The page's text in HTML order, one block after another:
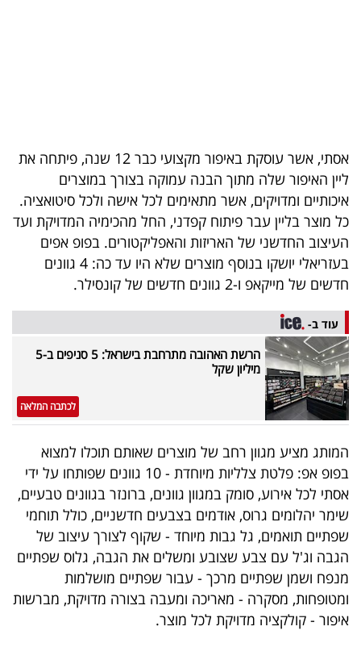
המילון
הכלכלי
פודקאסט
40
UNDER
40
שיתופי
פעולה
דרושים
ניוזלטרים
מייל
אדום
אסתי, אשר עוסקת באיפור מקצועי כבר 12 שנה, פיתחה את
ליין האיפור שלה מתוך הבנה עמוקה בצורך במוצרים
איכותיים ומדויקים, אשר מתאימים לכל אישה ולכל סיטואציה.
כל מוצר בליין עבר פיתוח קפדני, החל מהכימיה המדויקת ועד
העיצוב החדשני של האריזות והאפליקטורים. בפופ אפים
בעזריאלי יושקו בנוסף מוצרים שלא היו עד כה: 4 גוונים
חדשים של מייקאפ ו-2 גוונים חדשים של קונסילר.
עוד ב-
הרשת האהובה מתרחבת בישראל: 5 סניפים ב-5
מיליון שקל
לכתבה המלאה
המותג מציע מגוון רחב של מוצרים שאותם תוכלו למצוא
בפופ אפ: פלטת צלליות מיוחדת - 10 גוונים שפותחו על ידי
אסתי לכל אירוע, סומק במגוון גוונים, ברונזר בגוונים טבעיים,
שימר יהלומים גרוס, אודמים בצבעים חדשניים, כולל תוחמי
שפתיים תואמים, גל גבות מיוחד - שקוף לצורך עיצוב של
הגבה וג'ל עם צבע שצובע ומשלים את הגבה, גלוס שפתיים
מנפח ושמן שפתיים מרכך - עבור שפתיים מושלמות
ומטופחות, מסקרה - מאריכה ומעבה בצורה מדויקת, מברשות
איפור - קולקציה מדויקת לכל מוצר.